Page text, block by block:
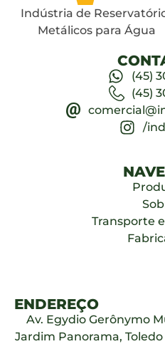
Indústria de
Metálicos para Água
(45)
(45)
/
Transporte
ENDEREÇO
Av. Egydio Gerônymo
Jardim Panorama, Toledo